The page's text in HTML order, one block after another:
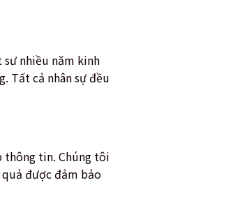
sư nhiều năm kinh
Tất cả nhân sự đều
thông tin. Chúng tôi
được đảm bảo